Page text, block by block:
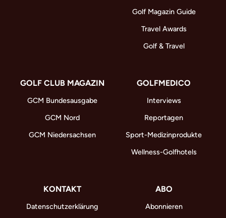
Golf Magazin Guide
Travel Awards
Golf & Travel
GOLF CLUB MAGAZIN
GCM Bundesausgabe
GCM Nord
GCM Niedersachsen
GOLFMEDICO
Interviews
Reportagen
Sport-Medizinprodukte
Wellness-Golfhotels
KONTAKT
Datenschutzerklärung
ABO
Abonnieren